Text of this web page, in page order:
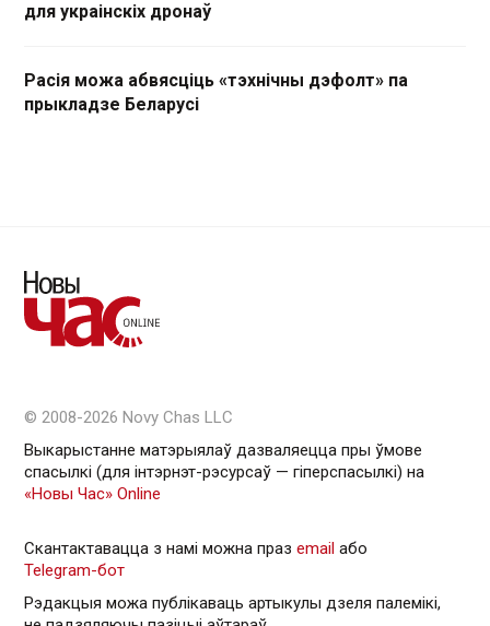
для украінскіх дронаў
Расія можа абвясціць «тэхнічны дэфолт» па
прыкладзе Беларусі
© 2008-2026 Novy Chas LLC
Выкарыстанне матэрыялаў дазваляецца пры ўмове
спасылкі (для інтэрнэт-рэсурсаў — гiперспасылкi) на
«Новы Час» Online
Скантактавацца з намі можна праз email або
Telegram-бот
Рэдакцыя можа публікаваць артыкулы дзеля палемікі,